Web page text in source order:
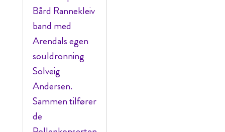
Bård Rannekleiv
band med
Arendals egen
souldronning
Solveig
Andersen.
Sammen tilfører
de